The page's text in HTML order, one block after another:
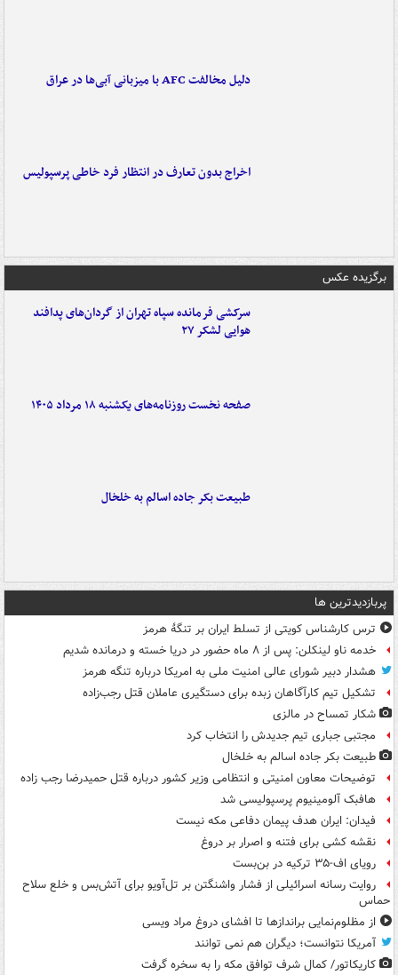
دلیل مخالفت AFC با میزبانی آبی‌ها در عراق
اخراج بدون تعارف در انتظار فرد خاطی پرسپولیس
برگزیده عکس
سرکشی فرمانده سپاه تهران از گردان‌های پدافند
هوایی لشکر ۲۷
صفحه نخست روزنامه‌های یکشنبه ۱۸ مرداد ۱۴۰۵
طبیعت بکر جاده اسالم به خلخال
پربازدیدترین ها
ترس کارشناس کویتی از تسلط ایران بر تنگۀ هرمز
خدمه ناو لینکلن: پس از ۸ ماه حضور در دریا خسته و درمانده‌ شدیم
هشدار دبیر شورای عالی امنیت ملی به امریکا درباره تنگه هرمز
تشکیل تیم کارآگاهان زبده برای دستگیری عاملان قتل رجب‌زاده
شکار تمساح در مالزی
مجتبی جباری تیم جدیدش را انتخاب کرد
طبیعت بکر جاده اسالم به خلخال
توضیحات معاون امنیتی و انتظامی وزیر کشور درباره قتل حمیدرضا رجب زاده
هافبک آلومینیوم پرسپولیسی شد
فیدان: ایران هدف پیمان دفاعی مکه نیست
نقشه کشی برای فتنه و اصرار بر دروغ
رویای اف-۳۵ ترکیه در بن‌بست
روایت رسانه اسرائیلی از فشار واشنگتن بر تل‌آویو برای آتش‌بس و خلع سلاح
حماس
از مظلوم‌نمایی براندازها تا افشای دروغ مراد ویسی
آمریکا نتوانست؛ دیگران هم نمی توانند
کاریکاتور/ کمال شرف توافق مکه را به سخره گرفت